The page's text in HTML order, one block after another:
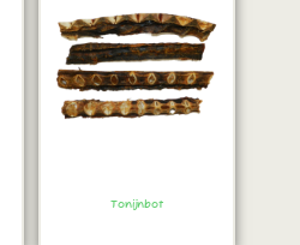
Tonijnbot